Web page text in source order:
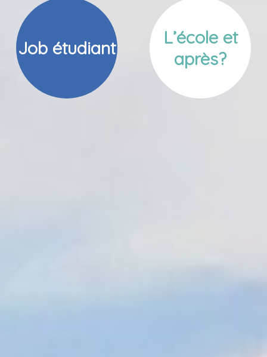
Job étudiant
L’école et
après?